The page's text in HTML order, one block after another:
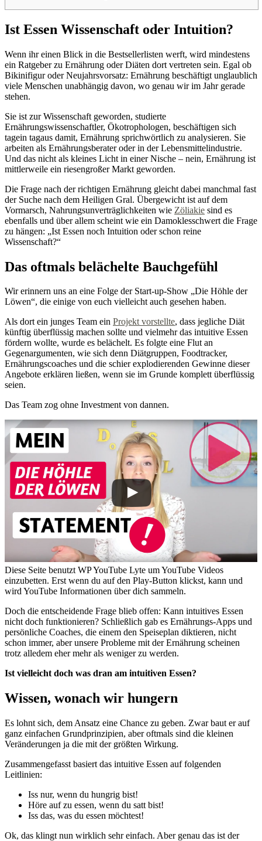
Ist Essen Wissenschaft oder Intuition?
Wenn ihr einen Blick in die Bestsellerlisten werft, wird mindestens
ein Ratgeber zu Ernährung oder Diäten dort vertreten sein. Egal ob
Bikinifigur oder Neujahrsvorsatz: Ernährung beschäftigt unglaublich
viele Menschen unabhängig davon, wo genau wir im Jahr gerade
stehen.
Sie ist zur Wissenschaft geworden, studierte
Ernährungswissenschaftler, Ökotrophologen, beschäftigen sich
tagein tagaus damit, Ernährung sprichwörtlich zu analysieren. Sie
arbeiten als Ernährungsberater oder in der Lebensmittelindustrie.
Und das nicht als kleines Licht in einer Nische – nein, Ernährung ist
mittlerweile ein riesengroßer Markt geworden.
Die Frage nach der richtigen Ernährung gleicht dabei manchmal fast
der Suche nach dem Heiligen Gral. Übergewicht ist auf dem
Vormarsch, Nahrungsunverträglichkeiten wie Zöliakie sind es
ebenfalls und über allem scheint wie ein Damoklesschwert die Frage
zu hängen: „Ist Essen noch Intuition oder schon reine
Wissenschaft?“
Das oftmals belächelte Bauchgefühl
Wir erinnern uns an eine Folge der Start-up-Show „Die Höhle der
Löwen“, die einige von euch vielleicht auch gesehen haben.
Als dort ein junges Team ein Projekt vorstellte, dass jegliche Diät
künftig überflüssig machen sollte und vielmehr das intuitive Essen
fördern wollte, wurde es belächelt. Es folgte eine Flut an
Gegenargumenten, wie sich denn Diätgruppen, Foodtracker,
Ernährungscoaches und die schier explodierenden Gewinne dieser
Angebote erklären ließen, wenn sie im Grunde komplett überflüssig
seien.
Das Team zog ohne Investment von dannen.
Diese Seite benutzt WP YouTube Lyte um YouTube Videos
einzubetten. Erst wenn du auf den Play-Button klickst, kann und
wird YouTube Informationen über dich sammeln.
Doch die entscheidende Frage blieb offen: Kann intuitives Essen
nicht doch funktionieren? Schließlich gab es Ernährungs-Apps und
persönliche Coaches, die einem den Speiseplan diktieren, nicht
schon immer, aber unsere Probleme mit der Ernährung scheinen
trotz alledem eher mehr als weniger zu werden.
Ist vielleicht doch was dran am intuitiven Essen?
Wissen, wonach wir hungern
Es lohnt sich, dem Ansatz eine Chance zu geben. Zwar baut er auf
ganz einfachen Grundprinzipien, aber oftmals sind die kleinen
Veränderungen ja die mit der größten Wirkung.
Zusammengefasst basiert das intuitive Essen auf folgenden
Leitlinien:
Iss nur, wenn du hungrig bist!
Höre auf zu essen, wenn du satt bist!
Iss das, was du essen möchtest!
Ok, das klingt nun wirklich sehr einfach. Aber genau das ist der